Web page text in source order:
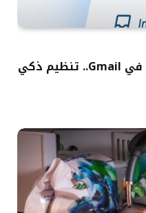
جوجل تبدأ إتاحة “AI Inbox” في Gmail.. تنظيم ذكي